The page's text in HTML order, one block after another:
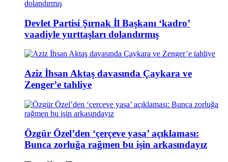
Devlet Partisi Şırnak İl Başkanı ‘kadro’
vaadiyle yurttaşları dolandırmış
Aziz İhsan Aktaş davasında Çaykara ve
Zenger’e tahliye
Özgür Özel’den ‘çerçeve yasa’ açıklaması:
Bunca zorluğa rağmen bu işin arkasındayız